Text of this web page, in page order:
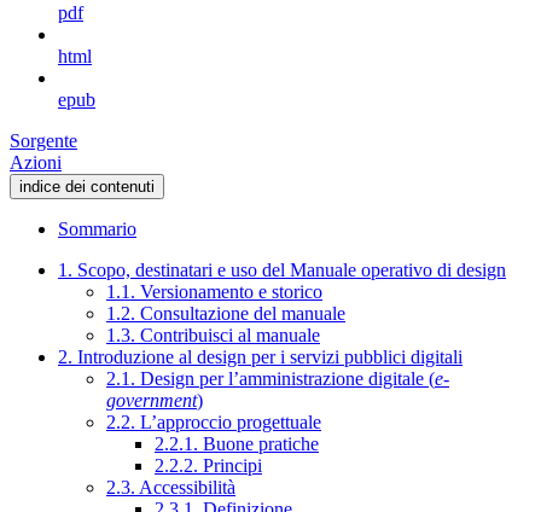
pdf
html
epub
Sorgente
Azioni
indice dei contenuti
Sommario
1. Scopo, destinatari e uso del Manuale operativo di design
1.1. Versionamento e storico
1.2. Consultazione del manuale
1.3. Contribuisci al manuale
2. Introduzione al design per i servizi pubblici digitali
2.1. Design per l’amministrazione digitale (e-
government)
2.2. L’approccio progettuale
2.2.1. Buone pratiche
2.2.2. Principi
2.3. Accessibilità